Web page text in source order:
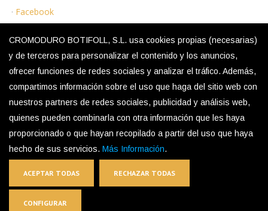
· Facebook
·Instagram
·Política de Privacidad
·Aviso Legal
·Política de Cookies
CROMODURO BOTIFOLL, S.L. usa cookies propias (necesarias)
y de terceros para personalizar el contenido y los anuncios,
ofrecer funciones de redes sociales y analizar el tráfico. Además,
compartimos información sobre el uso que haga del sitio web con
nuestros partners de redes sociales, publicidad y análisis web,
quienes pueden combinarla con otra información que les haya
proporcionado o que hayan recopilado a partir del uso que haya
hecho de sus servicios. Más Información.
ACEPTAR TODAS RECHAZAR TODAS
CONFIGURAR